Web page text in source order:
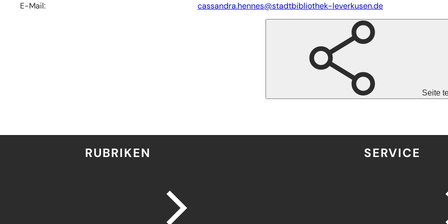
E-Mail: cassandra.hennes stadtbibliothek-leverkusende
Seite
RUBRIKEN SERVICE